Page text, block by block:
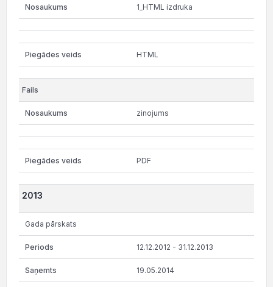
1_HTML izdruka
HTML
zinojums
PDF
2013
Gada pārskats
12.12.2012 - 31.12.2013
19.05.2014